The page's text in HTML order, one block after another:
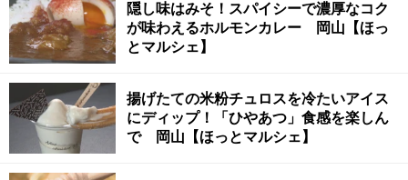
隠し味はみそ！スパイシーで濃厚なコク
が味わえるホルモンカレー 岡山【ほっ
とマルシェ】
揚げたての米粉チュロスを冷たいアイス
にディップ！「ひやあつ」食感を楽しん
で 岡山【ほっとマルシェ】